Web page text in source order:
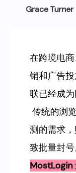
Grace Turner
在跨境电
销和广告
联已经成为
传统的浏
测的需求
致批量封号
MostLogin